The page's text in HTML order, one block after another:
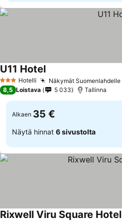
3 Tähtiluokitus
Hotelli Näkymät Suomenlahdelle
U11 Hotel
8,5 Loistava 5 033 Tallinna
Alkaen 35 €
Näytä hinnat 6 sivustolta
Rixwell Viru Square Hotel